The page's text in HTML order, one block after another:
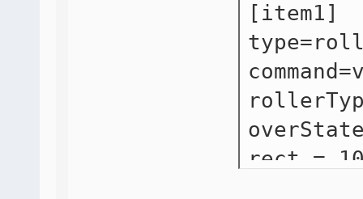
[item1]
rect =